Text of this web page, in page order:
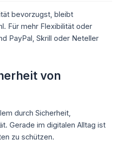
bevorzugst, bleibt
Für mehr Flexibilität oder
PayPal, Skrill oder Neteller
von
durch Sicherheit,
Gerade im digitalen Alltag ist
zu schützen.